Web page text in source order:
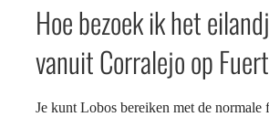
Hoe bezoek ik het
vanuit Corralejo op
Je kunt Lobos bereiken met de normale